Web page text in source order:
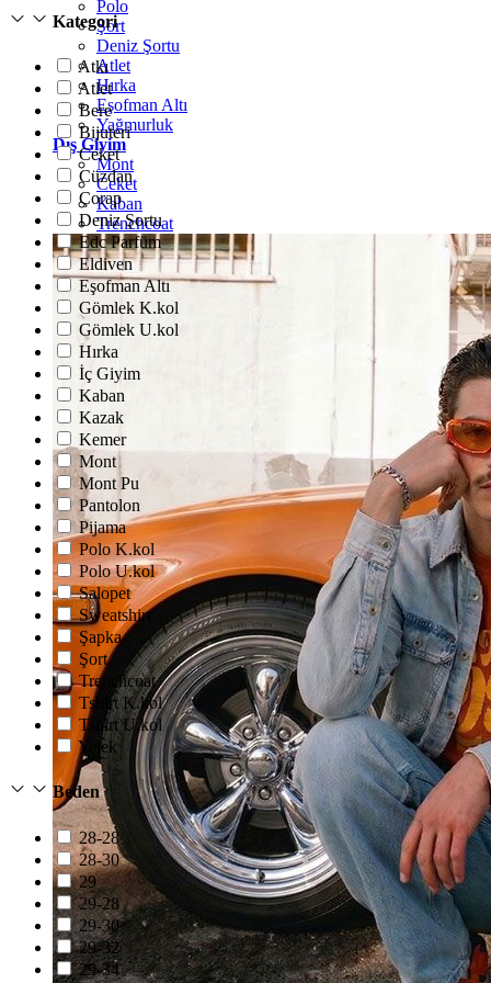
Polo
Şort
Deniz Şortu
Atlet
Hırka
Eşofman Altı
Yağmurluk
Dış Giyim
Mont
Ceket
Kaban
Trenchcoat
Kategori
Atkı
Atlet
Bere
Bijuteri
Ceket
Cüzdan
Çorap
Deniz Şortu
Edc Parfüm
Eldiven
Eşofman Altı
Gömlek K.kol
Gömlek U.kol
Hırka
İç Giyim
Kaban
Kazak
Kemer
Mont
Mont Pu
Pantolon
Pijama
Polo K.kol
Polo U.kol
Salopet
Sweatshirt
Şapka
Şort
Trenchcoat
Tshirt K.kol
Tshirt U.kol
Yelek
Beden
28-28
28-30
29
29-28
29-30
29-32
29-34